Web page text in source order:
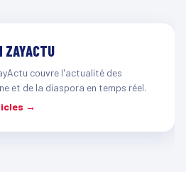
ZAYACTU
couvre l'actualité des
et de la diaspora en temps réel.
→